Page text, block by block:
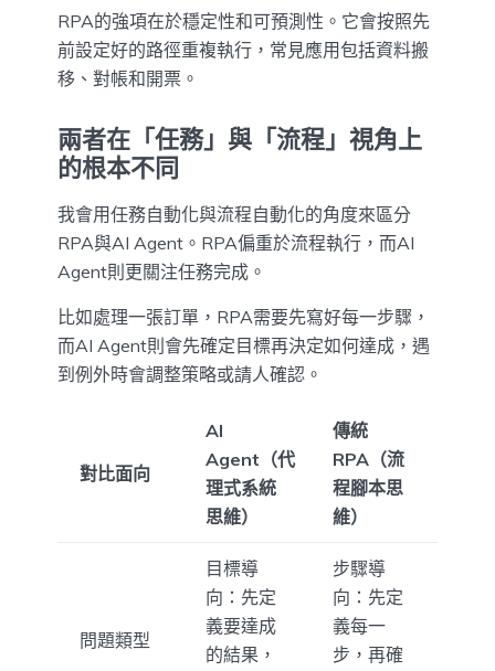
RPA的強項在於穩定性和可預測性。它會按照先
前設定好的路徑重複執行，常見應用包括資料搬
移、對帳和開票。
兩者在「任務」與「流程」視角上
的根本不同
我會用任務自動化與流程自動化的角度來區分
RPA與AI Agent。RPA偏重於流程執行，而AI
Agent則更關注任務完成。
比如處理一張訂單，RPA需要先寫好每一步驟，
而AI Agent則會先確定目標再決定如何達成，遇
到例外時會調整策略或請人確認。
對比面向
AI
Agent（代
理式系統
思維）
傳統
RPA（流
程腳本思
維）
問題類型
目標導
向：先定
義要達成
的結果，
步驟導
向：先定
義每一
步，再確